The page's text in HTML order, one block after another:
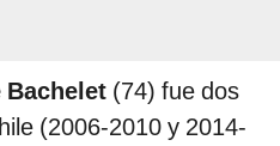
Bachelet (74) fue dos
(2006-2010 y 2014-